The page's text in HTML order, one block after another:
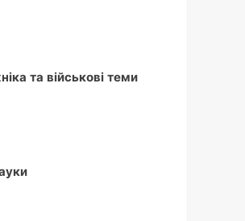
та військові теми